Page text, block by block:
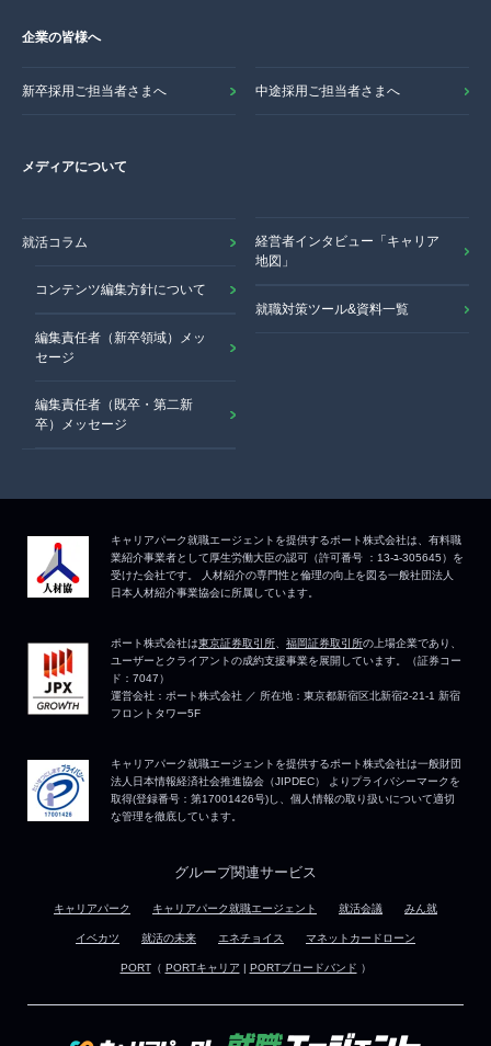
企業の皆様へ
新卒採用ご担当者さまへ 中途採用ご担当者さまへ
メディアについて
就活コラム
コンテンツ編集方針について
編集責任者（新卒領域）メッ
セージ
編集責任者（既卒・第二新
卒）メッセージ
経営者インタビュー「キャリア
地図」
就職対策ツール&資料一覧